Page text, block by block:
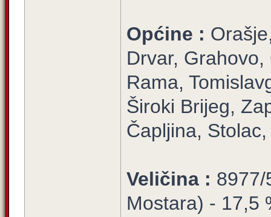
Općine :
Drvar,
Rama,
Široki Brijeg,
Čapljina,
Veličina : 8977/
Mostara) - 17,5